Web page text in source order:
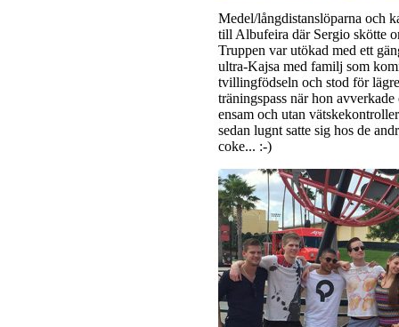
Medel/långdistanslöparna och
till Albufeira där Sergio skötte
Truppen var utökad med ett
ultra-Kajsa med familj som
tvillingfödseln och stod för
träningspass när hon
ensam och utan
sedan lugnt satte sig hos de
coke... :-)